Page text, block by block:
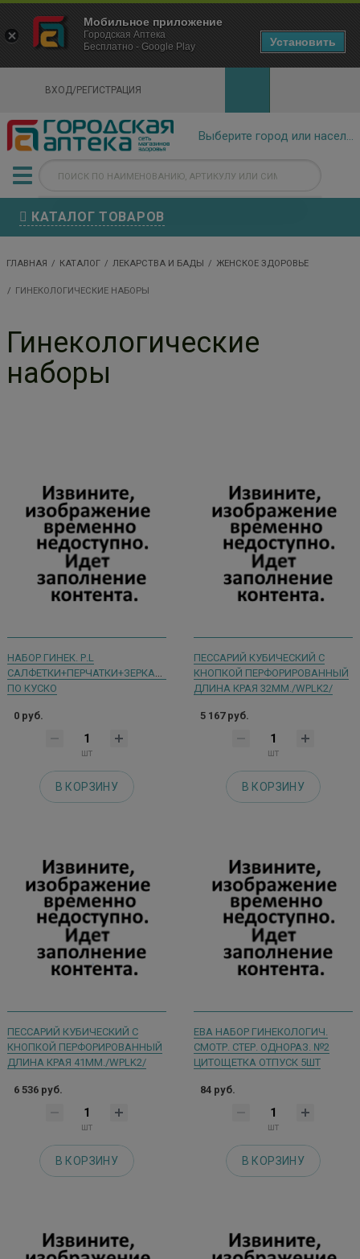
ВХОД/РЕГИСТРАЦИЯ
КАТАЛОГ ТОВАРОВ
ГЛАВНАЯ КАТАЛОГ ЛЕКАРСТВА И БАДЫ ЖЕНСКОЕ ЗДОРОВЬЕ
ГИНЕКОЛОГИЧЕСКИЕ НАБОРЫ
Гинекологические
наборы
НАБОР ГИНЕК. Р.L
САЛФЕТКИ+ПЕРЧАТКИ+ЗЕРКАЛО
ПО КУСКО
0 руб.
шт
В КОРЗИНУ
ПЕССАРИЙ КУБИЧЕСКИЙ С
КНОПКОЙ ПЕРФОРИРОВАННЫЙ
ДЛИНА КРАЯ 32ММ./WPLK2/
5 167 руб.
шт
В КОРЗИНУ
ПЕССАРИЙ КУБИЧЕСКИЙ С
КНОПКОЙ ПЕРФОРИРОВАННЫЙ
ДЛИНА КРАЯ 41ММ./WPLK2/
6 536 руб.
шт
В КОРЗИНУ
ЕВА НАБОР ГИНЕКОЛОГИЧ.
СМОТР. СТЕР. ОДНОРАЗ. №2
ЦИТОЩЕТКА ОТПУСК 5ШТ
84 руб.
шт
В КОРЗИНУ
×
Городская Аптека Маркетплейс
- In Google Play
Мобильное приложение
Городская Аптека
Бесплатно - Google Play
Установить